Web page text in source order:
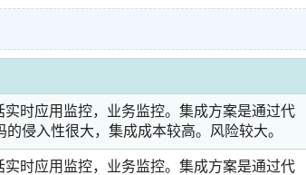
时应用监控，业务监控。集成方案是通过代
侵入性很大，集成成本较高。风险较大。
时应用监控，业务监控。集成方案是通过代